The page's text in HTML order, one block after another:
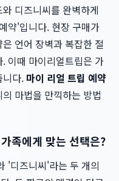
디즈니씨를 완벽하게
약'입니다. 현장 구매가
언어 장벽과 복잡한 절
이때 마이리얼트립은 가
니다. 마이 리얼 트립 예약
마법을 만끽하는 방법
족에게 맞는 선택은?
'디즈니씨'라는 두 개의